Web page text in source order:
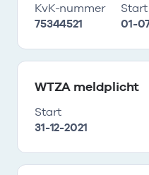
KvK-nummer
75344521
Start
01-
WTZA meldplicht
Start
31-12-2021